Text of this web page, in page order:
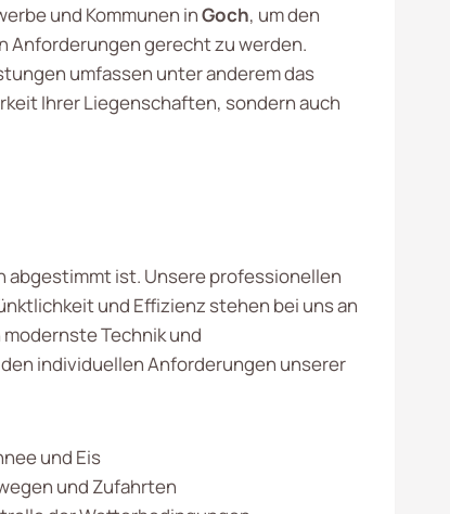
und Kommunen inGoch, um den
Anforderungen gerecht zu werden.
umfassen unter anderem das
Ihrer Liegenschaften, sondern auch
abgestimmt ist. Unsere professionellen
und Effizienz stehen bei uns an
Technik und
individuellen Anforderungen unserer
und Eis
und Zufahrten